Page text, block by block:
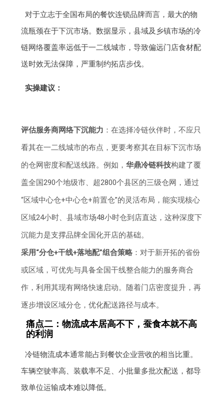
对于立志于全国布局的餐饮连锁品牌而言，最大的物
流瓶颈在于下沉市场。数据显示，县域及乡镇市场的冷
链网络覆盖率远低于一二线城市，导致偏远门店食材配
送时效无法保障，严重制约拓店步伐。
实操建议：
评估服务商网络下沉能力 ：在选择冷链伙伴时，不应只
看其在一二线城市的布点，更要考察其在目标下沉市场
的仓网密度和配送线路。例如，华鼎冷链科技构建了覆
盖全国290个地级市、超2800个县区的三级仓网，通过
“区域中心仓+中心仓+前置仓”的灵活布局，能实现核心
区域24小时、县域市场48小时仓到店直达，这种深度下
沉能力是支撑品牌全国化开店的基础。
采用“分仓+干线+落地配”组合策略 ：对于新开拓的省份
或区域，可优先与具备全国干线整合能力的服务商合
作，利用其现有网络快速启动。随着门店密度提升，再
逐步增设区域分仓，优化配送路径与成本。
痛点二：物流成本居高不下，蚕食本就不高
的利润
冷链物流成本通常能占到餐饮企业营收的相当比重。
车辆空驶率高、装载率不足、小批量多批次配送，都导
致单位运输成本难以降低。